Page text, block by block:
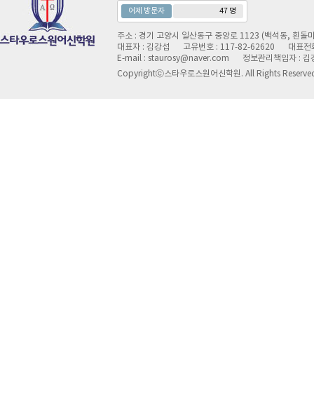
어제 방문자 47 명
주소 : 경기 고양시 일산동구 중앙로 1123 (백석동, 흰돌
대표자 : 김강섭
고유번호 : 117-82-62620
대표
E-mail : staurosy@naver.com
정보관리책임자 : 김
Copyrightⓒ스타우로스원어신학원. All Rights